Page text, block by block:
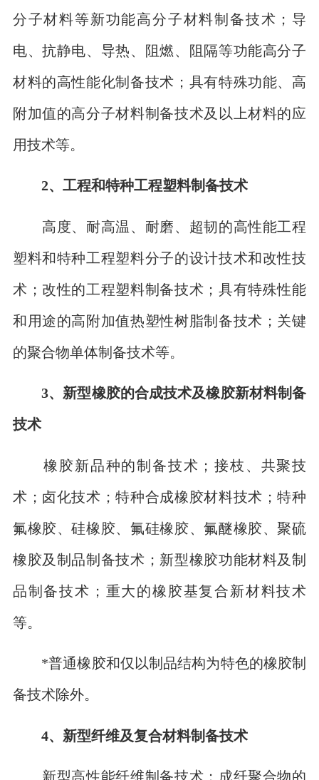
分子材料等新功能高分子材料制备技术；导
电、抗静电、导热、阻燃、阻隔等功能高分子
材料的高性能化制备技术；具有特殊功能、高
附加值的高分子材料制备技术及以上材料的应
用技术等。
2、工程和特种工程塑料制备技术
高度、耐高温、耐磨、超韧的高性能工程
塑料和特种工程塑料分子的设计技术和改性技
术；改性的工程塑料制备技术；具有特殊性能
和用途的高附加值热塑性树脂制备技术；关键
的聚合物单体制备技术等。
3、新型橡胶的合成技术及橡胶新材料制备
技术
橡胶新品种的制备技术；接枝、共聚技
术；卤化技术；特种合成橡胶材料技术；特种
氟橡胶、硅橡胶、氟硅橡胶、氟醚橡胶、聚硫
橡胶及制品制备技术；新型橡胶功能材料及制
品制备技术；重大的橡胶基复合新材料技术
等。
*普通橡胶和仅以制品结构为特色的橡胶制
备技术除外。
4、新型纤维及复合材料制备技术
新型高性能纤维制备技术；成纤聚合物的